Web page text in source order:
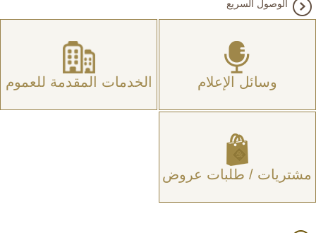
الوصول السريع
وسائل الإعلام الخدمات المقدمة للعموم
مشتريات / طلبات عروض